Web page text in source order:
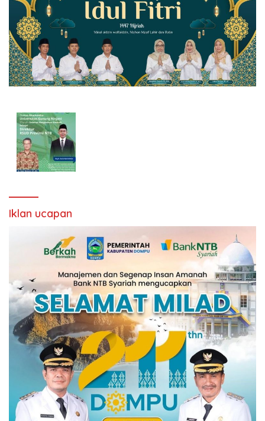
Iklan ucapan